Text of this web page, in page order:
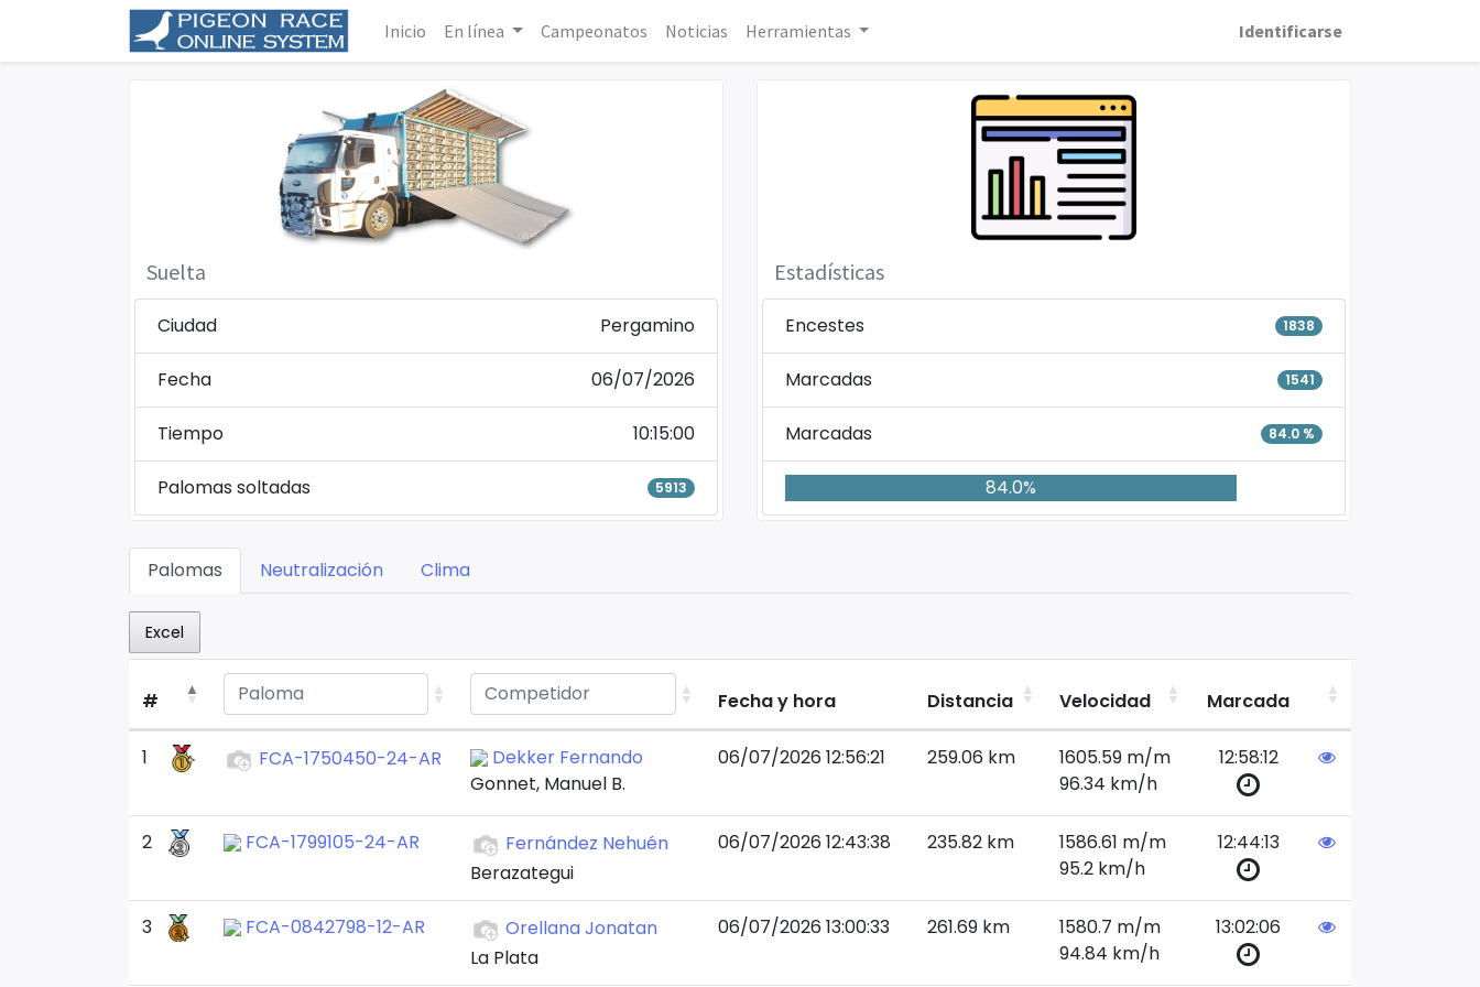
Inicio En línea Campeonatos Noticias Herramientas Identificarse
Suelta
Ciudad Pergamino
Fecha 06/07/2026
Tiempo 10:15:00
Palomas soltadas 5913
Estadísticas
Encestes 1838
Marcadas 1541
Marcadas 84.0 %
84.0%
Palomas Neutralización Clima
Excel
# Fecha y hora Distancia Velocidad Marcada
1 FCA-1750450-24-AR
Dekker Fernando
Gonnet, Manuel B.
06/07/2026 12:56:21 259.06 km
1605.59 m/m
96.34 km/h
12:58:12
2 FCA-1799105-24-AR
Fernández Nehuén
Berazategui
06/07/2026 12:43:38 235.82 km
1586.61 m/m
95.2 km/h
12:44:13
3 FCA-0842798-12-AR
Orellana Jonatan
La Plata
06/07/2026 13:00:33 261.69 km
1580.7 m/m
94.84 km/h
13:02:06